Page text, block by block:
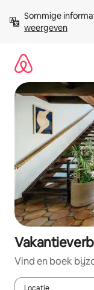
direct
naar
Sommige
weergeven
Vind en boek